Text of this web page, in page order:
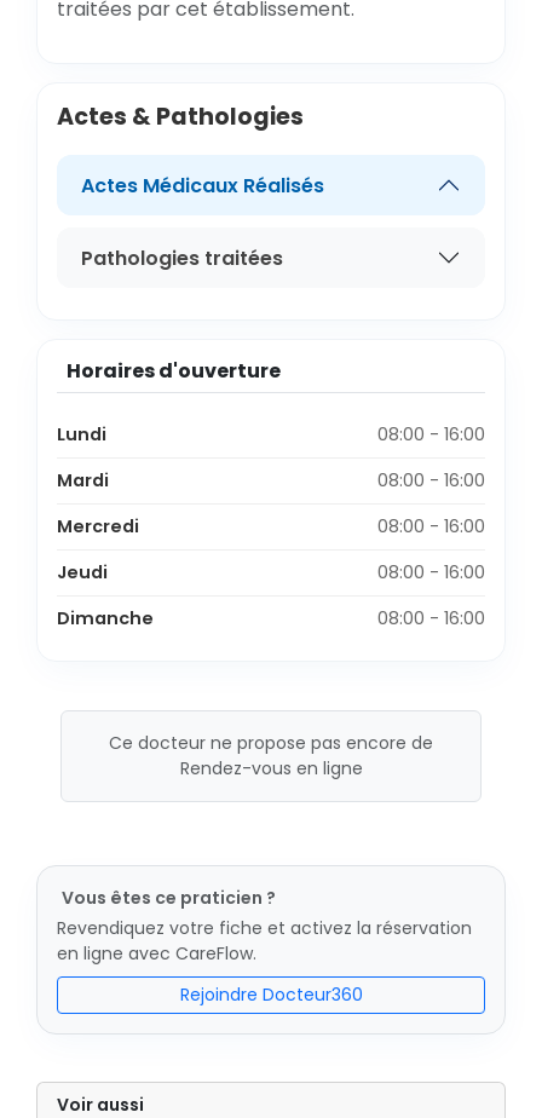
traitées par cet établissement.
Actes & Pathologies
Actes Médicaux Réalisés
Pathologies traitées
Horaires d'ouverture
Lundi
08:00 - 16:00
Mardi
08:00 - 16:00
Mercredi
08:00 - 16:00
Jeudi
08:00 - 16:00
Dimanche
08:00 - 16:00
Ce docteur ne propose pas encore de
Rendez-vous en ligne
Vous êtes ce praticien ?
Revendiquez votre fiche et activez la réservation
en ligne avec CareFlow.
Rejoindre Docteur360
Voir aussi